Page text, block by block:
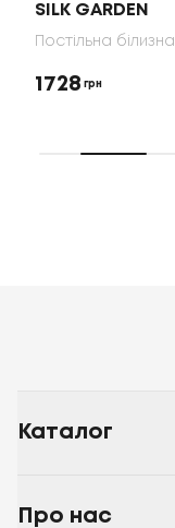
SILK GARDEN
Постільна білизна
1728 грн
Каталог
Про нас